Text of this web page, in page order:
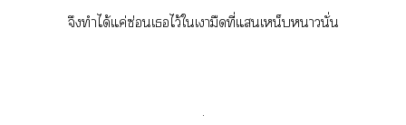
จึงทำได้แค่ซ่อนเไว้ใเงามืดที่แเหน็บานั่น
.